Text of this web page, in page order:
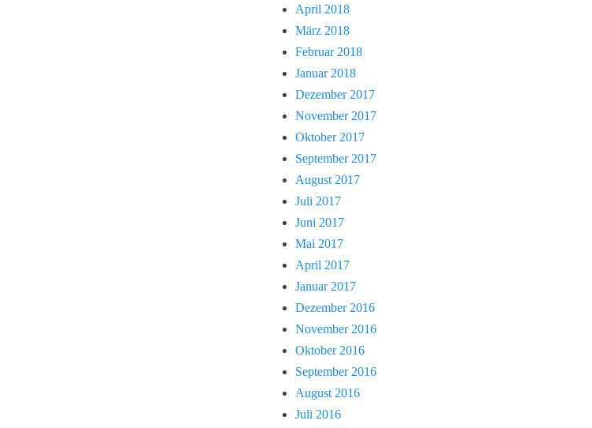
April 2018
März 2018
Februar 2018
Januar 2018
Dezember 2017
November 2017
Oktober 2017
September 2017
August 2017
Juli 2017
Juni 2017
Mai 2017
April 2017
Januar 2017
Dezember 2016
November 2016
Oktober 2016
September 2016
August 2016
Juli 2016